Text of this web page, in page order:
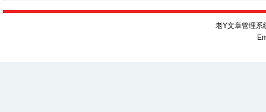
老Y文章管理系